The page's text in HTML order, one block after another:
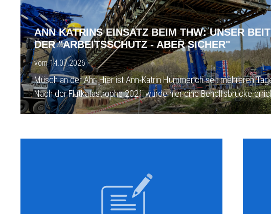
ANN KATRINS EINSATZ BEIM THW: UNSER
DER "ARBEITSSCHUTZ - ABER SICHER"
vom 14.07.2026
Müsch an der Ahr: Hier ist Ann-Katrin Hümmerich seit mehreren
Nach der Flutkatastrophe 2021 wurde hier eine Behelfsbrücke